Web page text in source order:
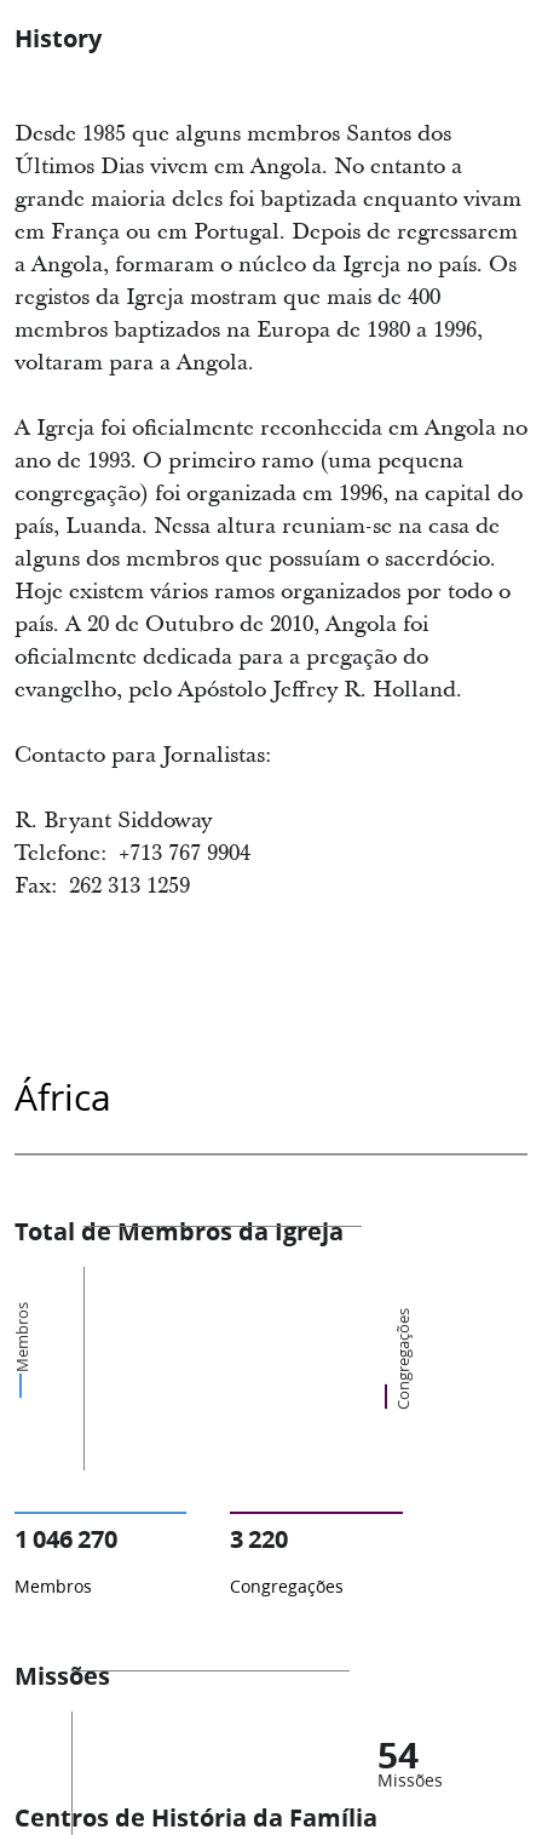
History
Desde 1985 que alguns membros Santos dos
Últimos Dias vivem em Angola. No entanto a
grande maioria deles foi baptizada enquanto vivam
em França ou em Portugal. Depois de regressarem
a Angola, formaram o núcleo da Igreja no país. Os
registos da Igreja mostram que mais de 400
membros baptizados na Europa de 1980 a 1996,
voltaram para a Angola.
A Igreja foi oficialmente reconhecida em Angola no
ano de 1993. O primeiro ramo (uma pequena
congregação) foi organizada em 1996, na capital do
país, Luanda. Nessa altura reuniam-se na casa de
alguns dos membros que possuíam o sacerdócio.
Hoje existem vários ramos organizados por todo o
país. A 20 de Outubro de 2010, Angola foi
oficialmente dedicada para a pregação do
evangelho, pelo Apóstolo Jeffrey R. Holland.
Contacto para Jornalistas:
R. Bryant Siddoway
Telefone: +713 767 9904
Fax: 262 313 1259
África
Total de Membros da Igreja
Membros Congregações
1 046 270
Membros
3 220
Congregações
Missões
54
Missões
Centros de História da Família